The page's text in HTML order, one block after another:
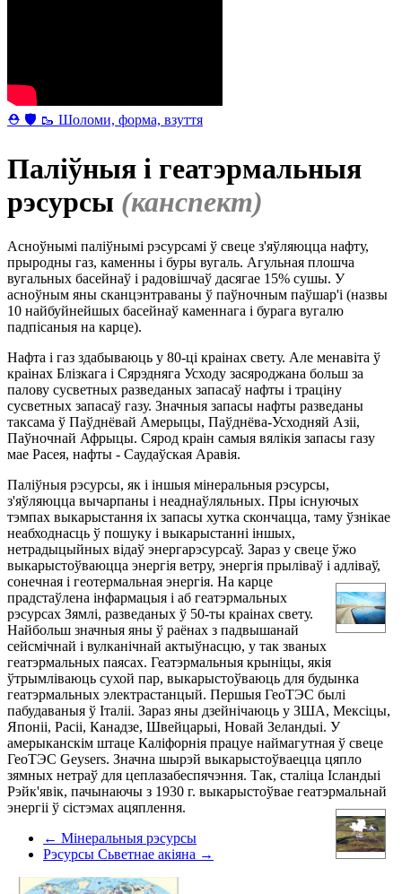
⛑ 🛡 🥾 Шоломи, форма, взуття
Паліўныя і геатэрмальныя
рэсурсы (канспект)
Асноўнымі паліўнымі рэсурсамі ў свеце з'яўляюцца нафту,
прыродны газ, каменны і буры вугаль. Агульная плошча
вугальных басейнаў і радовішчаў дасягае 15% сушы. У
асноўным яны сканцэнтраваны ў паўночным паўшар'і (назвы
10 найбуйнейшых басейнаў каменнага і бурага вугалю
падпісаныя на карце).
Нафта і газ здабываюць у 80-ці краінах свету. Але менавіта ў
краінах Блізкага і Сярэдняга Усходу засяроджана больш за
палову сусветных разведаных запасаў нафты і траціну
сусветных запасаў газу. Значныя запасы нафты разведаны
таксама ў Паўднёвай Амерыцы, Паўднёва-Усходняй Азіі,
Паўночнай Афрыцы. Сярод краін самыя вялікія запасы газу
мае Расея, нафты - Саудаўская Аравія.
Паліўныя рэсурсы, як і іншыя мінеральныя рэсурсы,
з'яўляюцца вычарпаны і неаднаўляльных. Пры існуючых
тэмпах выкарыстання іх запасы хутка скончацца, таму ўзнікае
неабходнасць ў пошуку і выкарыстанні іншых,
нетрадыцыйных відаў энергарэсурсаў. Зараз у свеце ўжо
выкарыстоўваюцца энергія ветру, энергія прыліваў і адліваў,
сонечная і геотермальная энергія. На карце
прадстаўлена інфармацыя і аб геатэрмальных
рэсурсах Зямлі, разведаных ў 50-ты краінах свету.
Найбольш значныя яны ў раёнах з падвышанай
сейсмічнай і вулканічнай актыўнасцю, у так званых
геатэрмальных паясах. Геатэрмальныя крыніцы, якія
ўтрымліваюць сухой пар, выкарыстоўваюць для будынка
геатэрмальных электрастанцый. Першыя ГеоТЭС былі
пабудаваныя ў Італіі. Зараз яны дзейнічаюць у ЗША, Мексіцы,
Японіі, Расіі, Канадзе, Швейцарыі, Новай Зеландыі. У
амерыканскім штаце Каліфорнія працуе наймагутная ў свеце
ГеоТЭС Geysers. Значна шырэй выкарыстоўваецца цяпло
зямных нетраў для цеплазабеспячэння. Так, сталіца Ісландыі
Рэйк'явік, пачынаючы з 1930 г. выкарыстоўвае геатэрмальнай
энергіі ў сістэмах ацяплення.
← Мінеральныя рэсурсы
Рэсурсы Сьветнае акіяна →